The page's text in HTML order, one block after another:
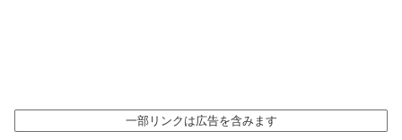
一部リンクは広告を含みます